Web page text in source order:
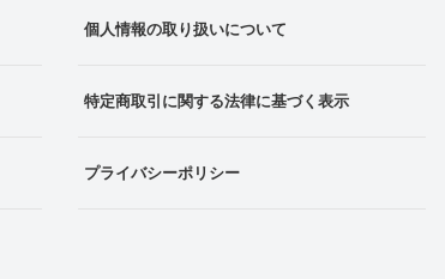
個人情報の取り扱いについて
特定商取引に関する法律に基づく表示
プライバシーポリシー